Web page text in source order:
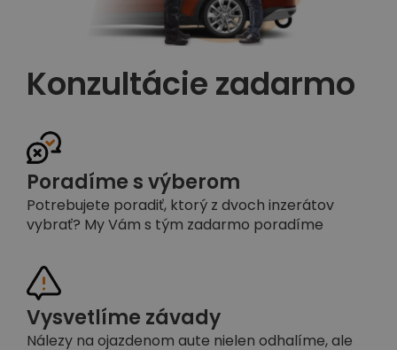
Konzultácie zadarmo
Poradíme s výberom
Potrebujete poradiť, ktorý z dvoch inzerátov
vybrať? My Vám s tým zadarmo poradíme
Vysvetlíme závady
Nálezy na ojazdenom aute nielen odhalíme, ale